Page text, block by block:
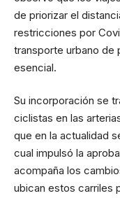
de priorizar el
restricciones por
transporte urbano de
esencial.
Su incorporación se
ciclistas en las
que en la actualidad
cual impulsó la
acompaña los
ubican estos carriles